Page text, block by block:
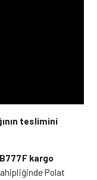
teslimini
B777F kargo
Polat